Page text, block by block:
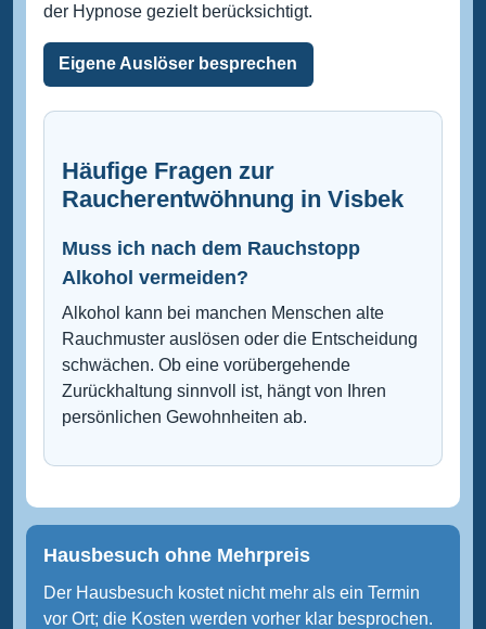
der Hypnose gezielt berücksichtigt.
Eigene Auslöser besprechen
Häufige Fragen zur
Raucherentwöhnung in Visbek
Muss ich nach dem Rauchstopp
Alkohol vermeiden?
Alkohol kann bei manchen Menschen alte
Rauchmuster auslösen oder die Entscheidung
schwächen. Ob eine vorübergehende
Zurückhaltung sinnvoll ist, hängt von Ihren
persönlichen Gewohnheiten ab.
Hausbesuch ohne Mehrpreis
Der Hausbesuch kostet nicht mehr als ein Termin
vor Ort; die Kosten werden vorher klar besprochen.